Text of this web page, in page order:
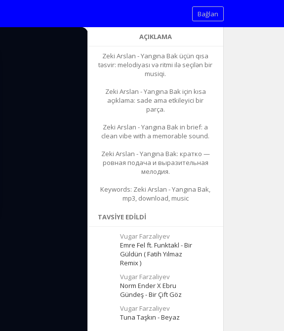
Bağlan
AÇIKLAMA
Zeki Arslan - Yangına Bak üçün qısa
təsvir: melodiyası və ritmi ilə seçilən bir
musiqi.
Zeki Arslan - Yangına Bak için kısa
açıklama: sade ama etkileyici bir
parça.
Zeki Arslan - Yangına Bak in brief: a
clean vibe with a memorable sound.
Zeki Arslan - Yangına Bak: кратко —
ровная подача и выразительная
мелодия.
Keywords: Zeki Arslan - Yangına Bak,
mp3, download, music
TAVSIYE EDILDI
Vugar Farzaliyev
Emre Fel ft. Funktakl - Bir
Güldün ( Fatih Yılmaz
Remix )
Vugar Farzaliyev
Norm Ender X Ebru
Gündeş - Bir Çift Göz
Vugar Farzaliyev
Tuna Taşkın - Beyaz